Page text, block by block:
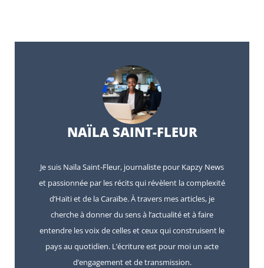
NAÏLA SAINT-FLEUR
Je suis Naïla Saint-Fleur, journaliste pour Kapzy News
et passionnée par les récits qui révèlent la complexité
d’Haïti et de la Caraïbe. À travers mes articles, je
cherche à donner du sens à l’actualité et à faire
entendre les voix de celles et ceux qui construisent le
pays au quotidien. L’écriture est pour moi un acte
d’engagement et de transmission.